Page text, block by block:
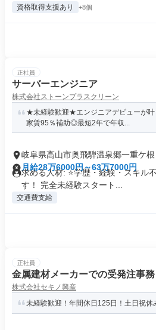
資格取得支援あり +8個
正社員
サーバーエンジニア
株式会社ストーンプラスクリーン
★未経験歓迎★エンジニアデビューが叶
家賃95％補助◎最短2年で年収...
岐阜県高山市奥飛騨温泉郷一重ケ根
月給28万6000円～63万7000円
求める人材: ⭐学歴・経験・スキル
す！ 完全未経験スタート...
交通費支給
正社員
金属建材メーカーでの受発注事務
株式会社セキノ興産
未経験歓迎！年間休日125日！土日祝休